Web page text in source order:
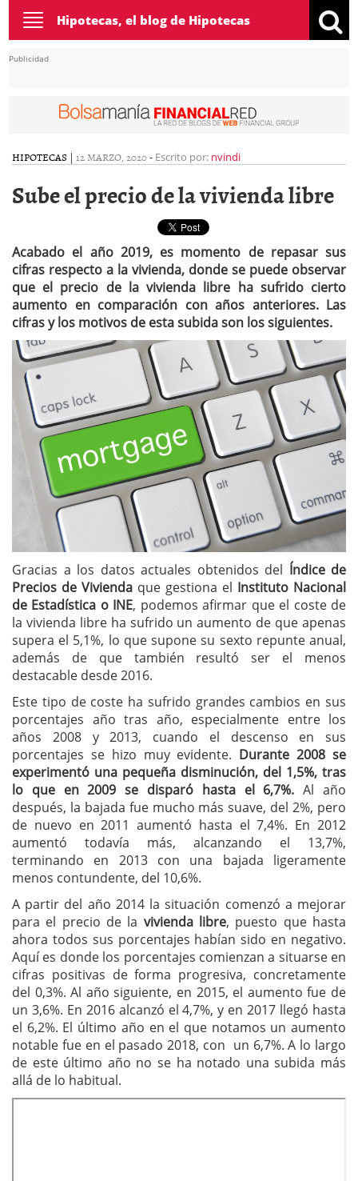
Toggle
navigation
Hipotecas, el blog de Hipotecas
Publicidad
HIPOTECAS | 12 MARZO, 2020- Escrito por: nvindi
Sube el precio de la vivienda libre
Acabado el año 2019, es momento de repasar sus
cifras respecto a la vivienda, donde se puede observar
que el precio de la vivienda libre ha sufrido cierto
aumento en comparación con años anteriores. Las
cifras y los motivos de esta subida son los siguientes.
Gracias a los datos actuales obtenidos del Índice de
Precios de Vivienda que gestiona el Instituto Nacional
de Estadística o INE, podemos afirmar que el coste de
la vivienda libre ha sufrido un aumento de que apenas
supera el 5,1%, lo que supone su sexto repunte anual,
además de que también resultó ser el menos
destacable desde 2016.
Este tipo de coste ha sufrido grandes cambios en sus
porcentajes año tras año, especialmente entre los
años 2008 y 2013, cuando el descenso en sus
porcentajes se hizo muy evidente. Durante 2008 se
experimentó una pequeña disminución, del 1,5%, tras
lo que en 2009 se disparó hasta el 6,7%. Al año
después, la bajada fue mucho más suave, del 2%, pero
de nuevo en 2011 aumentó hasta el 7,4%. En 2012
aumentó todavía más, alcanzando el 13,7%,
terminando en 2013 con una bajada ligeramente
menos contundente, del 10,6%.
A partir del año 2014 la situación comenzó a mejorar
para el precio de la vivienda libre, puesto que hasta
ahora todos sus porcentajes habían sido en negativo.
Aquí es donde los porcentajes comienzan a situarse en
cifras positivas de forma progresiva, concretamente
del 0,3%. Al año siguiente, en 2015, el aumento fue de
un 3,6%. En 2016 alcanzó el 4,7%, y en 2017 llegó hasta
el 6,2%. El último año en el que notamos un aumento
notable fue en el pasado 2018, con un 6,7%. A lo largo
de este último año no se ha notado una subida más
allá de lo habitual.